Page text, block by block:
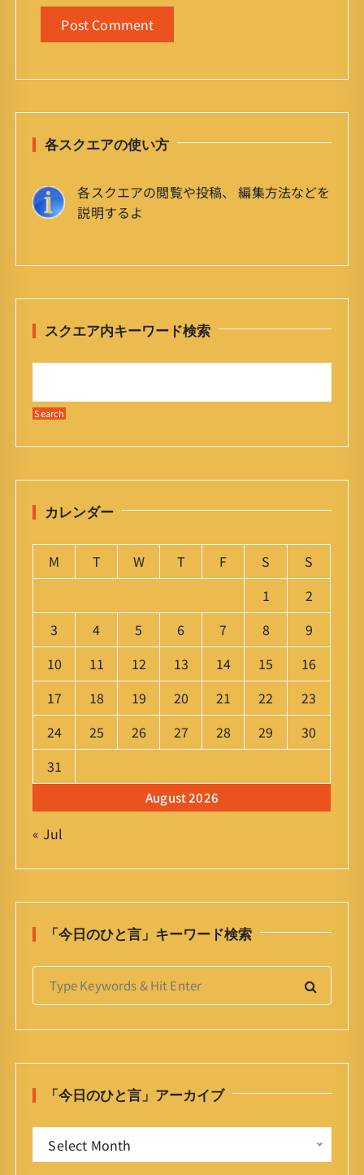
各スクエアの使い方
各スクエアの閲覧や投稿、 編集方法などを
説明するよ
スクエア内キーワード検索
カレンダー
August 2026
M T W T F S
S
1
2
3
4 5 6 7 8
9
10
11 12 13 14 15
16
17
18 19 20 21 22
23
24
25 26 27 28 29
30
31
« Jul
「今日のひと言」キーワード検索
S
r
:
「今日のひと言」アーカイブ
Select Month